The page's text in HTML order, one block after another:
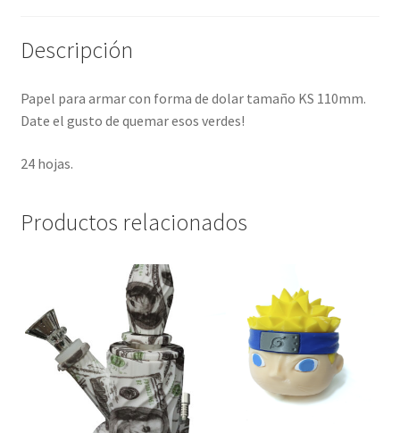
Descripción
Papel para armar con forma de dolar tamaño KS 110mm.
Date el gusto de quemar esos verdes!
24 hojas.
Productos relacionados